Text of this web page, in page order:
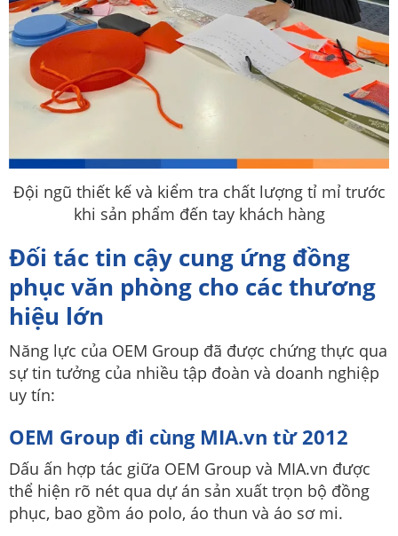
Đội ngũ thiết kế và kiểm tra chất lượng tỉ mỉ trước
khi sản phẩm đến tay khách hàng
Đối tác tin cậy cung ứng đồng
phục văn phòng cho các thương
hiệu lớn
Năng lực của OEM Group đã được chứng thực qua
sự tin tưởng của nhiều tập đoàn và doanh nghiệp
uy tín:
OEM Group đi cùng MIA.vn từ 2012
Dấu ấn hợp tác giữa OEM Group và MIA.vn được
thể hiện rõ nét qua dự án sản xuất trọn bộ đồng
phục, bao gồm áo polo, áo thun và áo sơ mi.